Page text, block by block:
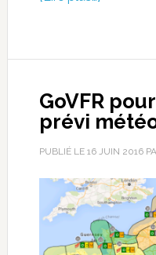
GoVFR
prévi
PUBLIÉ LE 16 JUIN 2016